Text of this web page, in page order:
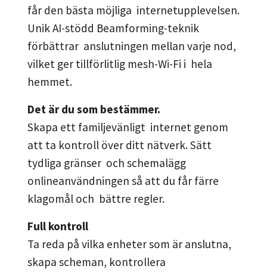
får den bästa möjliga internetupplevelsen.
Unik AI-stödd Beamforming-teknik
förbättrar anslutningen mellan varje nod,
vilket ger tillförlitlig mesh-Wi-Fi i hela
hemmet.
Det är du som bestämmer.
Skapa ett familjevänligt internet genom
att ta kontroll över ditt nätverk. Sätt
tydliga gränser och schemalägg
onlineanvändningen så att du får färre
klagomål och bättre regler.
Full kontroll
Ta reda på vilka enheter som är anslutna,
skapa scheman, kontrollera